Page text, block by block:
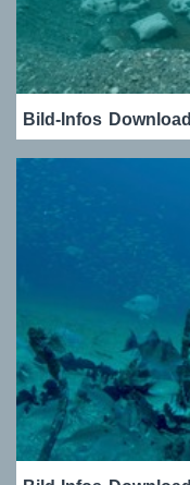
Bild-Infos Download